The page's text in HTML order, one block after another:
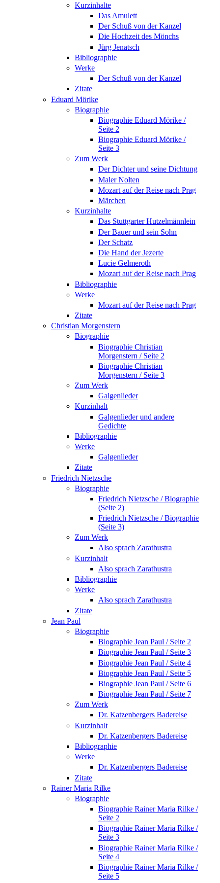
Kurzinhalte
Das Amulett
Der Schuß von der Kanzel
Die Hochzeit des Mönchs
Jürg Jenatsch
Bibliographie
Werke
Der Schuß von der Kanzel
Zitate
Eduard Mörike
Biographie
Biographie Eduard Mörike /
Seite 2
Biographie Eduard Mörike /
Seite 3
Zum Werk
Der Dichter und seine Dichtung
Maler Nolten
Mozart auf der Reise nach Prag
Märchen
Kurzinhalte
Das Stuttgarter Hutzelmännlein
Der Bauer und sein Sohn
Der Schatz
Die Hand der Jezerte
Lucie Gelmeroth
Mozart auf der Reise nach Prag
Bibliographie
Werke
Mozart auf der Reise nach Prag
Zitate
Christian Morgenstern
Biographie
Biographie Christian
Morgenstern / Seite 2
Biographie Christian
Morgenstern / Seite 3
Zum Werk
Galgenlieder
Kurzinhalt
Galgenlieder und andere
Gedichte
Bibliographie
Werke
Galgenlieder
Zitate
Friedrich Nietzsche
Biographie
Friedrich Nietzsche / Biographie
(Seite 2)
Friedrich Nietzsche / Biographie
(Seite 3)
Zum Werk
Also sprach Zarathustra
Kurzinhalt
Also sprach Zarathustra
Bibliographie
Werke
Also sprach Zarathustra
Zitate
Jean Paul
Biographie
Biographie Jean Paul / Seite 2
Biographie Jean Paul / Seite 3
Biographie Jean Paul / Seite 4
Biographie Jean Paul / Seite 5
Biographie Jean Paul / Seite 6
Biographie Jean Paul / Seite 7
Zum Werk
Dr. Katzenbergers Badereise
Kurzinhalt
Dr. Katzenbergers Badereise
Bibliographie
Werke
Dr. Katzenbergers Badereise
Zitate
Rainer Maria Rilke
Biographie
Biographie Rainer Maria Rilke /
Seite 2
Biographie Rainer Maria Rilke /
Seite 3
Biographie Rainer Maria Rilke /
Seite 4
Biographie Rainer Maria Rilke /
Seite 5